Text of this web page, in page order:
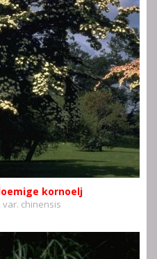
kornoelj
chinensis